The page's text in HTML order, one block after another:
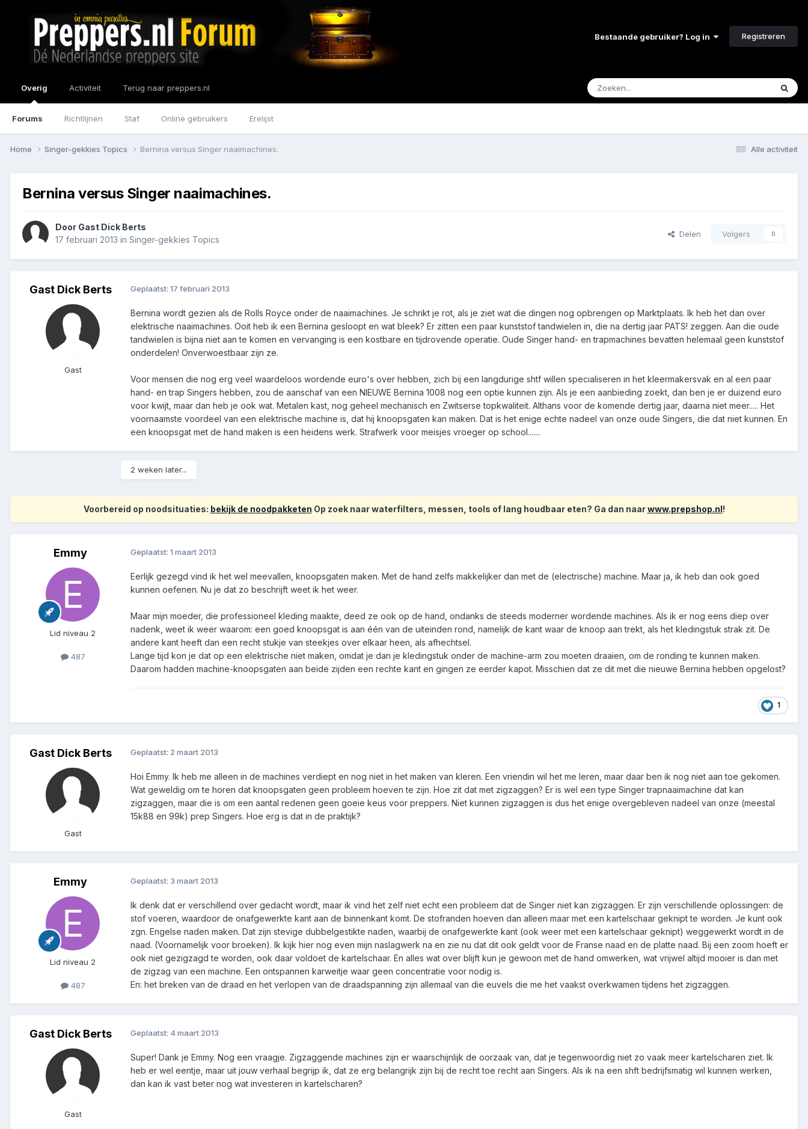
Bestaande gebruiker? Log in Registreren
Overig
Forums Richtlijnen Staf Online gebruikers Erelijst
Activiteit Terug naar preppers.nl
Alle activiteit
Home Singer-gekkies Topics Bernina versus Singer naaimachines.
Bernina versus Singer naaimachines.
Door Gast Dick Berts
17 februari 2013 in Singer-gekkies Topics
Delen Volgers 0
Gast Dick Berts
Gast
Geplaatst: 17 februari 2013
Bernina wordt gezien als de Rolls Royce onder de naaimachines. Je schrikt je rot, als je ziet wat die dingen nog opbrengen op Marktplaats. Ik heb het dan over
elektrische naaimachines. Ooit heb ik een Bernina gesloopt en wat bleek? Er zitten een paar kunststof tandwielen in, die na dertig jaar PATS! zeggen. Aan die oude
tandwielen is bijna niet aan te komen en vervanging is een kostbare en tijdrovende operatie. Oude Singer hand- en trapmachines bevatten helemaal geen kunststof
onderdelen! Onverwoestbaar zijn ze.
Voor mensen die nog erg veel waardeloos wordende euro's over hebben, zich bij een langdurige shtf willen specialiseren in het kleermakersvak en al een paar
hand- en trap Singers hebben, zou de aanschaf van een NIEUWE Bernina 1008 nog een optie kunnen zijn. Als je een aanbieding zoekt, dan ben je er duizend euro
voor kwijt, maar dan heb je ook wat. Metalen kast, nog geheel mechanisch en Zwitserse topkwaliteit. Althans voor de komende dertig jaar, daarna niet meer..... Het
voornaamste voordeel van een elektrische machine is, dat hij knoopsgaten kan maken. Dat is het enige echte nadeel van onze oude Singers, die dat niet kunnen. En
een knoopsgat met de hand maken is een heidens werk. Strafwerk voor meisjes vroeger op school.......
2 weken later...
Voorbereid op noodsituaties: bekijk de noodpakketen Op zoek naar waterfilters, messen, tools of lang houdbaar eten? Ga dan naarwww.prepshop.nl!
Emmy
Lid niveau 2
487
Geplaatst: 1 maart 2013
Eerlijk gezegd vind ik het wel meevallen, knoopsgaten maken. Met de hand zelfs makkelijker dan met de (electrische) machine. Maar ja, ik heb dan ook goed
kunnen oefenen. Nu je dat zo beschrijft weet ik het weer.
Maar mijn moeder, die professioneel kleding maakte, deed ze ook op de hand, ondanks de steeds moderner wordende machines. Als ik er nog eens diep over
nadenk, weet ik weer waarom: een goed knoopsgat is aan één van de uiteinden rond, namelijk de kant waar de knoop aan trekt, als het kledingstuk strak zit. De
andere kant heeft dan een recht stukje van steekjes over elkaar heen, als afhechtsel.
Lange tijd kon je dat op een elektrische niet maken, omdat je dan je kledingstuk onder de machine-arm zou moeten draaien, om de ronding te kunnen maken.
Daarom hadden machine-knoopsgaten aan beide zijden een rechte kant en gingen ze eerder kapot. Misschien dat ze dit met die nieuwe Bernina hebben opgelost?
1
Gast Dick Berts
Gast
Geplaatst: 2 maart 2013
Hoi Emmy. Ik heb me alleen in de machines verdiept en nog niet in het maken van kleren. Een vriendin wil het me leren, maar daar ben ik nog niet aan toe gekomen.
Wat geweldig om te horen dat knoopsgaten geen probleem hoeven te zijn. Hoe zit dat met zigzaggen? Er is wel een type Singer trapnaaimachine dat kan
zigzaggen, maar die is om een aantal redenen geen goeie keus voor preppers. Niet kunnen zigzaggen is dus het enige overgebleven nadeel van onze (meestal
15k88 en 99k) prep Singers. Hoe erg is dat in de praktijk?
Emmy
Lid niveau 2
487
Geplaatst: 3 maart 2013
Ik denk dat er verschillend over gedacht wordt, maar ik vind het zelf niet echt een probleem dat de Singer niet kan zigzaggen. Er zijn verschillende oplossingen: de
stof voeren, waardoor de onafgewerkte kant aan de binnenkant komt. De stofranden hoeven dan alleen maar met een kartelschaar geknipt te worden. Je kunt ook
zgn. Engelse naden maken. Dat zijn stevige dubbelgestikte naden, waarbij de onafgewerkte kant (ook weer met een kartelschaar geknipt) weggewerkt wordt in de
naad. (Voornamelijk voor broeken). Ik kijk hier nog even mijn naslagwerk na en zie nu dat dit ook geldt voor de Franse naad en de platte naad. Bij een zoom hoeft er
ook niet gezigzagd te worden, ook daar voldoet de kartelschaar. En alles wat over blijft kun je gewoon met de hand omwerken, wat vrijwel altijd mooier is dan met
de zigzag van een machine. Een ontspannen karweitje waar geen concentratie voor nodig is.
En: het breken van de draad en het verlopen van de draadspanning zijn allemaal van die euvels die me het vaakst overkwamen tijdens het zigzaggen.
Gast Dick Berts
Gast
Geplaatst: 4 maart 2013
Super! Dank je Emmy. Nog een vraagje. Zigzaggende machines zijn er waarschijnlijk de oorzaak van, dat je tegenwoordig niet zo vaak meer kartelscharen ziet. Ik
heb er wel eentje, maar uit jouw verhaal begrijp ik, dat ze erg belangrijk zijn bij de recht toe recht aan Singers. Als ik na een shft bedrijfsmatig wil kunnen werken,
dan kan ik vast beter nog wat investeren in kartelscharen?